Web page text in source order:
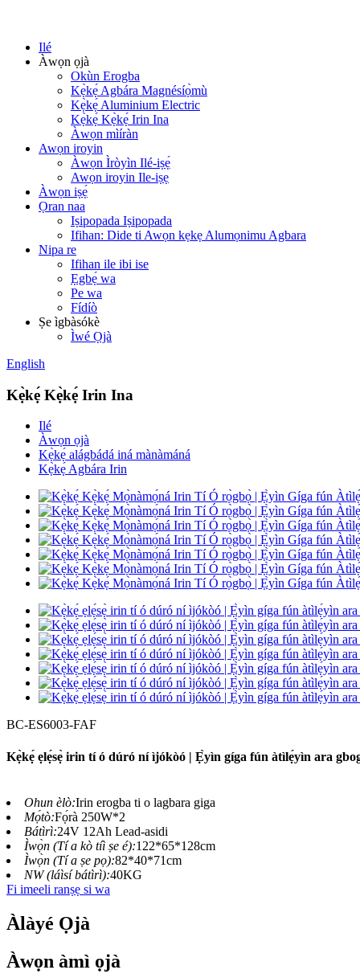
Ilé
Àwọn ọjà
Okùn Erogba
Kẹ̀kẹ́ Agbára Magnésíọ̀mù
Kẹ̀kẹ́ Aluminium Electric
Kẹ̀kẹ́ Kẹ̀kẹ́ Irin Ina
Àwọn mìíràn
Awọn iroyin
Àwọn Ìròyìn Ilé-iṣẹ́
Awọn iroyin Ile-iṣẹ
Àwọn iṣẹ́
Ọran naa
Iṣipopada Iṣipopada
Ifihan: Dide ti Awọn kẹkẹ Alumọnimu Agbara
Nipa re
Ifihan ile ibi ise
Ẹgbẹ́ wa
Pe wa
Fídíò
Ṣe ìgbàsókè
Ìwé Ọjà
English
Kẹ̀kẹ́ Kẹ̀kẹ́ Irin Ina
Ilé
Àwọn ọjà
Kẹ̀kẹ́ alágbádá iná mànàmáná
Kẹ̀kẹ́ Agbára Irin
BC-ES6003-FAF
Kẹ̀kẹ́ ẹlẹ́sẹ̀ irin tí ó dúró ní ìjókòó | Ẹ̀yìn gíga fún àtìlẹ́yìn ara
Ohun èlò:Irin erogba ti o lagbara giga
Mọ́tò:Fọ́rà 250W*2
Bátìrì:24V 12Ah Lead-asidi
Ìwọ̀n (Tí a kò tíì ṣe é):122*65*128cm
Ìwọ̀n (Tí a ṣe pọ):82*40*71cm
NW (láìsí bátìrì):40KG
Fi imeeli ranṣẹ si wa
Àlàyé Ọjà
Àwọn àmì ọjà